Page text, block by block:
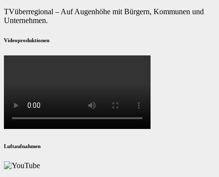
TVüberregional – Auf Augenhöhe mit Bürgern, Kommunen und
Unternehmen.
Videoproduktionen
Luftaufnahmen